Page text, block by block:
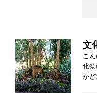
文
こ
化
が